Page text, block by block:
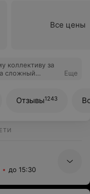
Все цены
коллективу за
сложный
В
дела, укол
Еще
Отзывы1243
до 15:30